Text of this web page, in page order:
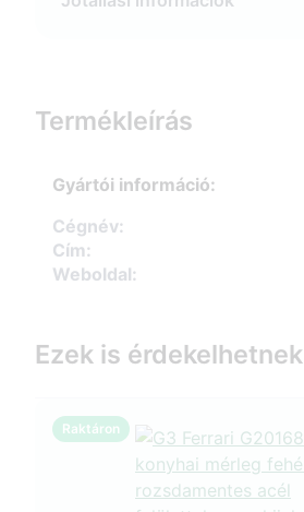
Termékleírás
Gyártói információ:
Cégnév:
Cím:
Weboldal:
Ezek is érdekelhetnek
Raktáron